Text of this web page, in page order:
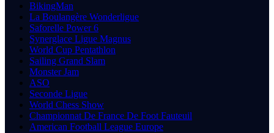
BikingMan
La Boulangère Wonderligue
Saforelle Power 6
Synerglace Ligue Magnus
World Cup Pentathlon
Sailing Grand Slam
Monster Jam
ASO
Seconde Ligue
World Chess Show
Championnat De France De Foot Fauteuil
American Football League Europe